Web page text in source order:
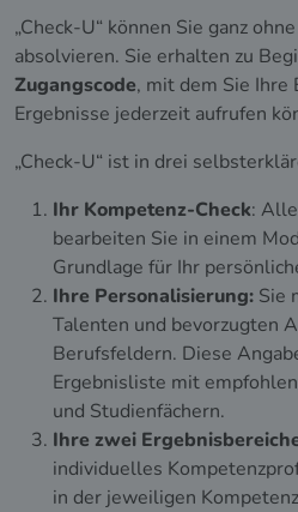
„Check-U“ können Sie ganz
absolvieren. Sie erhalten zu
Zugangscode, mit dem Sie Ihre
Ergebnisse jederzeit aufrufen
„Check-U“ ist in drei
Ihr Kompetenz-Check:
bearbeiten Sie in einem
Grundlage für Ihr
Ihre Personalisierung: Sie
Talenten und bevorzugten
Berufsfeldern. Diese
Ergebnisliste mit
und Studienfächern.
Ihre zwei
individuelles
in der jeweiligen